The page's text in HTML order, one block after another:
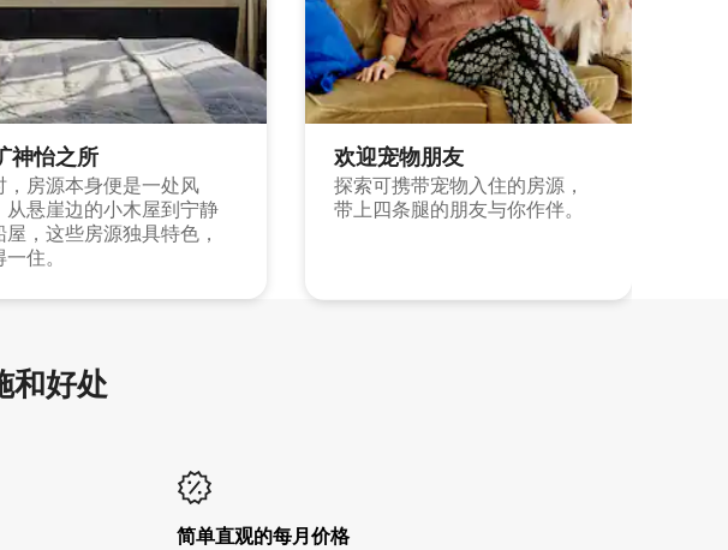
神怡之所
，房源本身便是一处风
从悬崖边的小木屋到宁静
屋，这些房源独具特色，
住。
欢迎宠物朋友
探索可携带宠物入住的房源，
带上四条腿的朋友与你作伴。
和好处
简单直观的每月价格